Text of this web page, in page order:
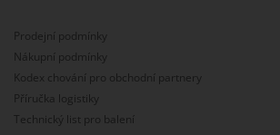
Prodejní podmínky
Nákupní podmínky
Kodex chování pro obchodní partnery
Příručka logistiky
Technický list pro balení